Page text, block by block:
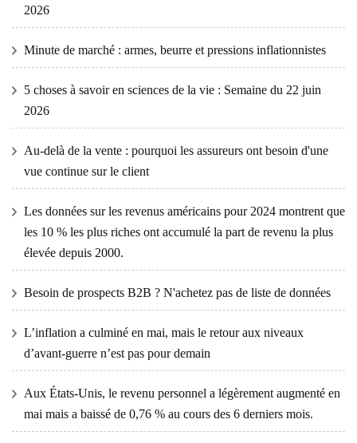
2026
Minute de marché : armes, beurre et pressions inflationnistes
5 choses à savoir en sciences de la vie : Semaine du 22 juin
2026
Au-delà de la vente : pourquoi les assureurs ont besoin d'une
vue continue sur le client
Les données sur les revenus américains pour 2024 montrent que
les 10 % les plus riches ont accumulé la part de revenu la plus
élevée depuis 2000.
Besoin de prospects B2B ? N'achetez pas de liste de données
L’inflation a culminé en mai, mais le retour aux niveaux
d’avant-guerre n’est pas pour demain
Aux États-Unis, le revenu personnel a légèrement augmenté en
mai mais a baissé de 0,76 % au cours des 6 derniers mois.